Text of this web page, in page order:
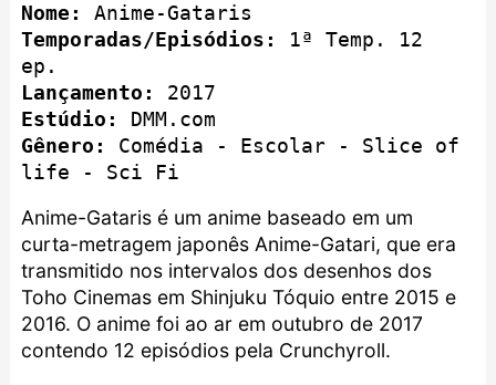
Nome:
Temporadas/Episódios:
1ª Temp. 12
Lançamento:
Estúdio:
Gênero:
Comédia - Escolar - Slice of
life - Sci Fi
Anime-Gataris é um anime baseado em um
curta-metragem japonês Anime-Gatari, que era
transmitido nos intervalos dos desenhos dos
Toho Cinemas em Shinjuku Tóquio entre 2015 e
2016. O anime foi ao ar em outubro de 2017
contendo 12 episódios pela Crunchyroll.